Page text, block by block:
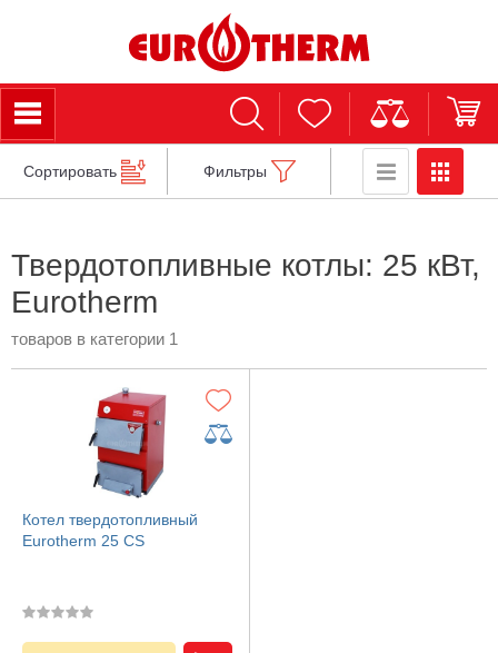
Сортировать Фильтры
Твердотопливные котлы: 25 кВт,
Eurotherm
товаров в категории 1
Котел твердотопливный
Eurotherm 25 CS